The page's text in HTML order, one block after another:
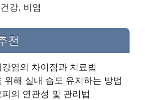
강, 비염
천
염의 차이점과 치료법
위해 실내 습도 유지하는 방법
의 연관성 및 관리법